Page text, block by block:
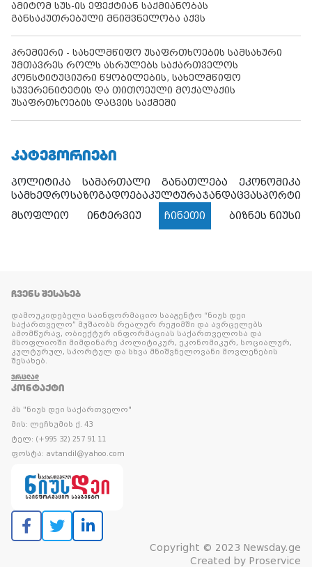
ამიტომ სუს-ის ეფექტიან საქმიანობას
განსაკუთრებული მნიშვნელობა აქვს
პრემიერი - სახელმწიფო უსაფრთხოების სამსახური
უმთავრეს როლს ასრულებს საქართველოს
კონსტიტუციური წყობილების, სახელმწიფო
სუვერენიტეტის და თითოეული მოქალაქის
უსაფრთხოების დაცვის საქმეში
ᲙᲐᲢᲔᲒᲝᲠᲘᲔᲑᲘ
პოლიტიკა სამართალი განათლება
ეკონომიკა
სამხედროსაზოგადოებაკულტურაჯანდაცვასპორტი
მსოფლიო
ინტერვიუ ჩინეთი ბიზნეს ნიუსი
ᲩᲕᲔᲜᲡ ᲨᲔᲡᲐᲮᲔᲑ
დამოუკიდებელი საინფორმაციო სააგენტო “ნიუს დეი
საქართველო” მუშაობს რეალურ რეჟიმში და ავრცელებს
ამომწურავ, ობიექტურ ინფორმაციას საქართველოსა და
მსოფლიოში მიმდინარე პოლიტიკურ, ეკონომიკურ, სოციალურ,
კულტურულ, სპორტულ და სხვა მნიშვნელოვანი მოვლენების
შესახებ.
ᲕᲠᲪᲚᲐᲓ
ᲙᲝᲜᲢᲐᲥᲢᲘ
პს "ნიუს დეი საქართველო"
მის: ლეჩხუმის ქ. 43
ტელ: (+995 32) 257 91 11
ფოსტა: avtandil@yahoo.com
Copyright © 2023 Newsday.ge
Created by Proservice